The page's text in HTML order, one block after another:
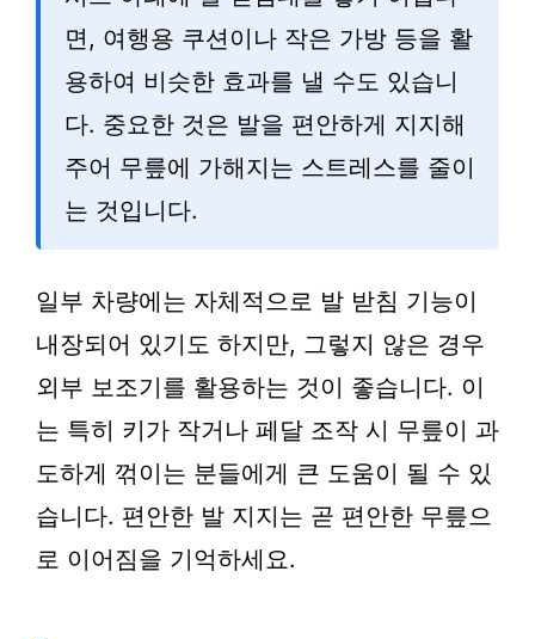
면, 여행용 쿠션이나 작은 가방 등을 활
용하여 비슷한 효과를 낼 수도 있습니
다. 중요한 것은 발을 편안하게 지지해
주어 무릎에 가해지는 스트레스를 줄이
는 것입니다.
일부 차량에는 자체적으로 발 받침 기능이
내장되어 있기도 하지만, 그렇지 않은 경우
외부 보조기를 활용하는 것이 좋습니다. 이
는 특히 키가 작거나 페달 조작 시 무릎이 과
도하게 꺾이는 분들에게 큰 도움이 될 수 있
습니다. 편안한 발 지지는 곧 편안한 무릎으
로 이어짐을 기억하세요.